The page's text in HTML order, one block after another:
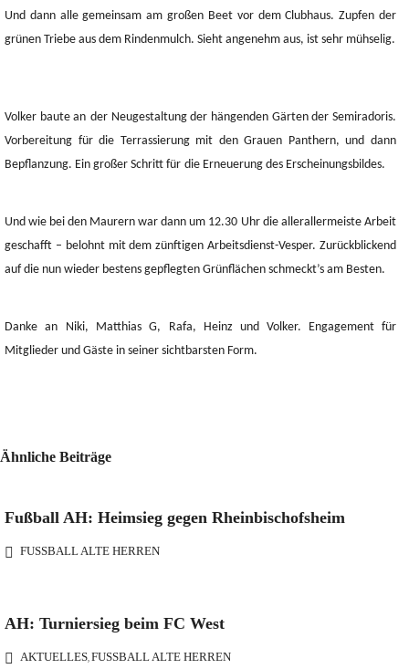
Und dann alle gemeinsam am großen Beet vor dem Clubhaus. Zupfen der
grünen Triebe aus dem Rindenmulch. Sieht angenehm aus, ist sehr mühselig.
Volker baute an der Neugestaltung der hängenden Gärten der Semiradoris.
Vorbereitung für die Terrassierung mit den Grauen Panthern, und dann
Bepflanzung. Ein großer Schritt für die Erneuerung des Erscheinungsbildes.
Und wie bei den Maurern war dann um 12.30 Uhr die allerallermeiste Arbeit
geschafft – belohnt mit dem zünftigen Arbeitsdienst-Vesper. Zurückblickend
auf die nun wieder bestens gepflegten Grünflächen schmeckt’s am Besten.
Danke an
Niki, Matthias G, Rafa, Heinz und Volker. Engagement für
Mitglieder und Gäste in seiner sichtbarsten Form.
Ähnliche Beiträge
Fußball AH: Heimsieg gegen Rheinbischofsheim
FUSSBALL ALTE HERREN
AH: Turniersieg beim FC West
AKTUELLES, FUSSBALL ALTE HERREN